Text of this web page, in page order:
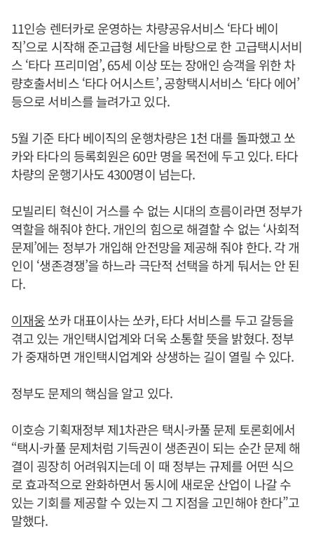
11인승 렌터카로 운영하는 차량공유서비스 ‘타다 베이
직’으로 시작해 준고급형 세단을 바탕으로 한 고급택시서비
스 ‘타다 프리미엄’, 65세 이상 또는 장애인 승객을 위한 차
량호출서비스 ‘타다 어시스트’, 공항택시서비스 ‘타다 에어’
등으로 서비스를 늘려가고 있다.
5월 기준 타다 베이직의 운행차량은 1천 대를 돌파했고 쏘
카와 타다의 등록회원은 60만 명을 목전에 두고 있다. 타다
차량의 운행기사도 4300명이 넘는다.
모빌리티 혁신이 거스를 수 없는 시대의 흐름이라면 정부가
역할을 해줘야 한다. 개인의 힘으로 해결할 수 없는 ‘사회적
문제’에는 정부가 개입해 안전망을 제공해 줘야 한다. 각 개
인이 ‘생존경쟁’을 하느라 극단적 선택을 하게 둬서는 안 된
다.
이재웅쏘카 대표이사는 쏘카, 타다 서비스를 두고 갈등을
겪고 있는 개인택시업계와 더욱 소통할 뜻을 밝혔다. 정부
가 중재하면 개인택시업계와 상생하는 길이 열릴 수 있다.
정부도 문제의 핵심을 알고 있다.
이호승 기획재정부 제1차관은 택시-카풀 문제 토론회에서
“택시-카풀 문제처럼 기득권이 생존권이 되는 순간 문제 해
결이 굉장히 어려워지는데 이 때 정부는 규제를 어떤 식으
로 효과적으로 완화하면서 동시에 새로운 산업이 나갈 수
있는 기회를 제공할 수 있는지 그 지점을 고민해야 한다”고
말했다.